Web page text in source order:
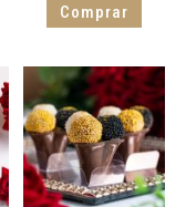
Comprar